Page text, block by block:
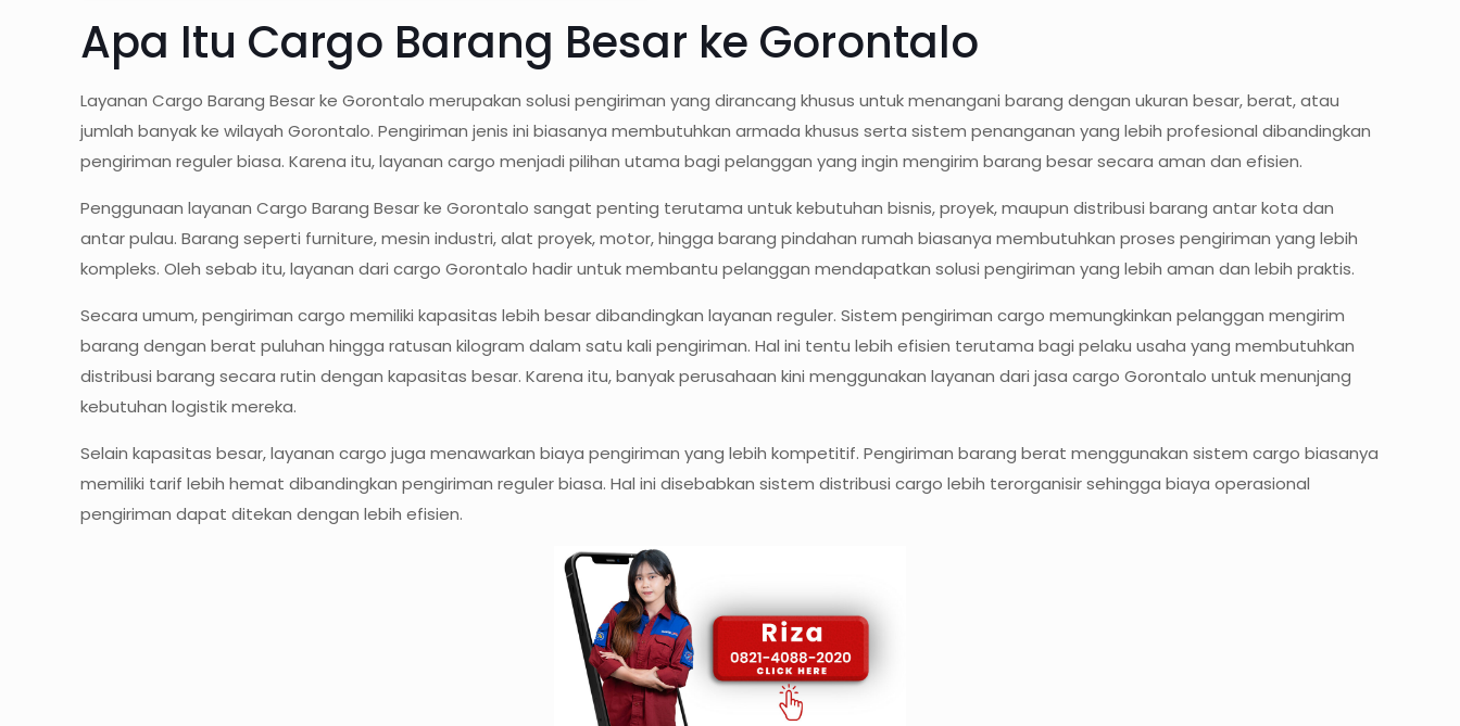
Apa Itu Cargo Barang Besar ke Gorontalo
Layanan Cargo Barang Besar ke Gorontalo merupakan solusi pengiriman yang dirancang khusus untuk menangani barang dengan ukuran besar, berat, atau
jumlah banyak ke wilayah Gorontalo. Pengiriman jenis ini biasanya membutuhkan armada khusus serta sistem penanganan yang lebih profesional dibandingkan
pengiriman reguler biasa. Karena itu, layanan cargo menjadi pilihan utama bagi pelanggan yang ingin mengirim barang besar secara aman dan efisien.
Penggunaan layanan Cargo Barang Besar ke Gorontalo sangat penting terutama untuk kebutuhan bisnis, proyek, maupun distribusi barang antar kota dan
antar pulau. Barang seperti furniture, mesin industri, alat proyek, motor, hingga barang pindahan rumah biasanya membutuhkan proses pengiriman yang lebih
kompleks. Oleh sebab itu, layanan dari cargo Gorontalo hadir untuk membantu pelanggan mendapatkan solusi pengiriman yang lebih aman dan lebih praktis.
Secara umum, pengiriman cargo memiliki kapasitas lebih besar dibandingkan layanan reguler. Sistem pengiriman cargo memungkinkan pelanggan mengirim
barang dengan berat puluhan hingga ratusan kilogram dalam satu kali pengiriman. Hal ini tentu lebih efisien terutama bagi pelaku usaha yang membutuhkan
distribusi barang secara rutin dengan kapasitas besar. Karena itu, banyak perusahaan kini menggunakan layanan dari jasa cargo Gorontalo untuk menunjang
kebutuhan logistik mereka.
Selain kapasitas besar, layanan cargo juga menawarkan biaya pengiriman yang lebih kompetitif. Pengiriman barang berat menggunakan sistem cargo biasanya
memiliki tarif lebih hemat dibandingkan pengiriman reguler biasa. Hal ini disebabkan sistem distribusi cargo lebih terorganisir sehingga biaya operasional
pengiriman dapat ditekan dengan lebih efisien.